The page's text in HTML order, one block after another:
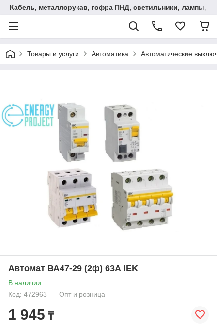
Кабель, металлорукав, гофра ПНД, cветильники, лампы, и
Товары и услуги Автоматика Автоматические
Автомат ВА47-29 (2ф) 63А IEK
В наличии
Код: 472963
Опт и розница
1 945 ₸